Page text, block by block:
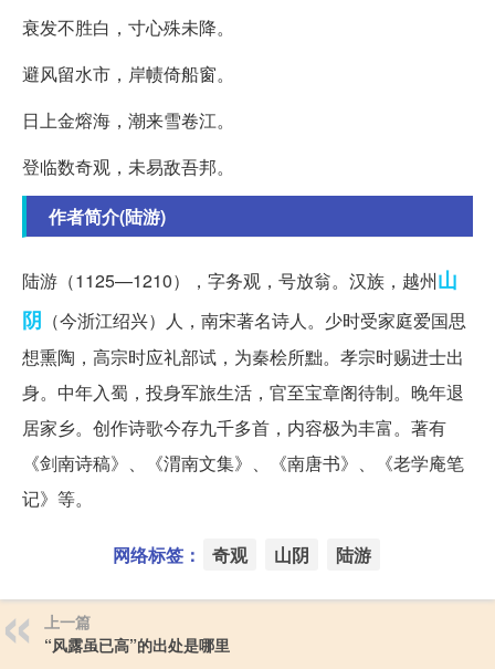
衰发不胜白，寸心殊未降。
避风留水市，岸帻倚船窗。
日上金熔海，潮来雪卷江。
登临数奇观，未易敌吾邦。
作者简介(陆游)
陆游（1125—1210），字务观，号放翁。汉族，越州山
阴 （今浙江绍兴）人，南宋著名诗人。少时受家庭爱国思
想熏陶，高宗时应礼部试，为秦桧所黜。孝宗时赐进士出
身。中年入蜀，投身军旅生活，官至宝章阁待制。晚年退
居家乡。创作诗歌今存九千多首，内容极为丰富。著有
《剑南诗稿》、《渭南文集》、《南唐书》、《老学庵笔
记》等。
网络标签： 奇观 山阴 陆游
上一篇
“风露虽已高”的出处是哪里